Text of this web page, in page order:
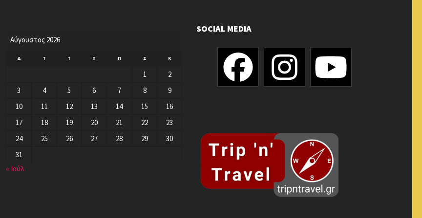
Αύγουστος 2026
Δ Τ Τ Π Π Σ Κ
1
2
3
4 5 6 7 8
9
10
11 12 13 14 15
16
17
18 19 20 21 22
23
24
25 26 27 28 29
30
31
« Ιούλ
SOCIAL MEDIA